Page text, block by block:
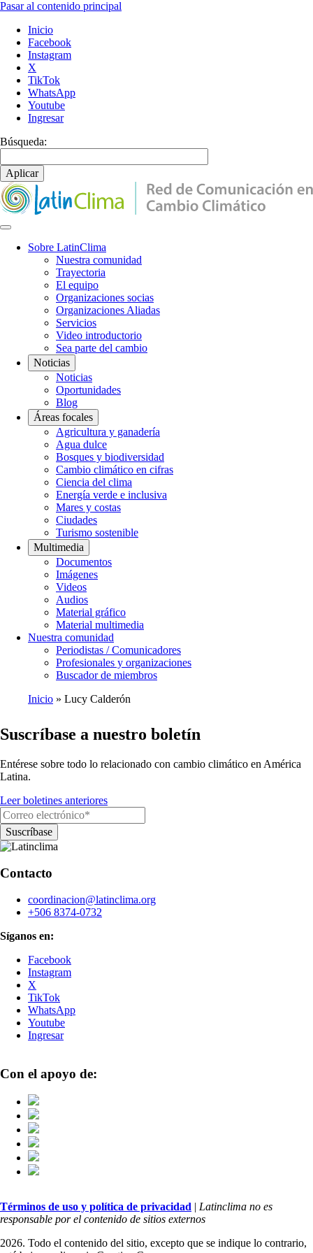
Pasar al contenido principal
Inicio
Facebook
Instagram
X
TikTok
WhatsApp
Youtube
Ingresar
Búsqueda:
Navegación
Sobre LatinClima
Nuestra comunidad
Trayectoria
El equipo
Organizaciones socias
Organizaciones Aliadas
Servicios
Video introductorio
Sea parte del cambio
Noticias
Noticias
Oportunidades
Blog
Áreas focales
Agricultura y ganadería
Agua dulce
Bosques y biodiversidad
Cambio climático en cifras
Ciencia del clima
Energía verde e inclusiva
Mares y costas
Ciudades
Turismo sostenible
Multimedia
Documentos
Imágenes
Videos
Audios
Material gráfico
Material multimedia
Nuestra comunidad
Periodistas / Comunicadores
Profesionales y organizaciones
Buscador de miembros
de
Inicio Lucy Calderón
Suscríbase a nuestro boletín
Entérese sobre todo lo relacionado con cambio climático en América
Latina.
Leer boletines anteriores
Contacto
coordinacion@latinclima.org
+506 8374-0732
Síganos en:
Facebook
Instagram
X
TikTok
WhatsApp
Youtube
Ingresar
Con el apoyo de:
Términos de uso y política de privacidad | Latinclima no es
responsable por el contenido de sitios externos
2026. Todo el contenido del sitio, excepto que se indique lo contrario,